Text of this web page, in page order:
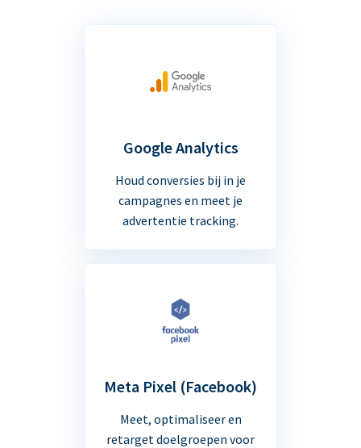
Google Analytics
Houd conversies bij in je
campagnes en meet je
advertentie tracking.
Meta Pixel (Facebook)
Meet, optimaliseer en
retarget doelgroepen voor